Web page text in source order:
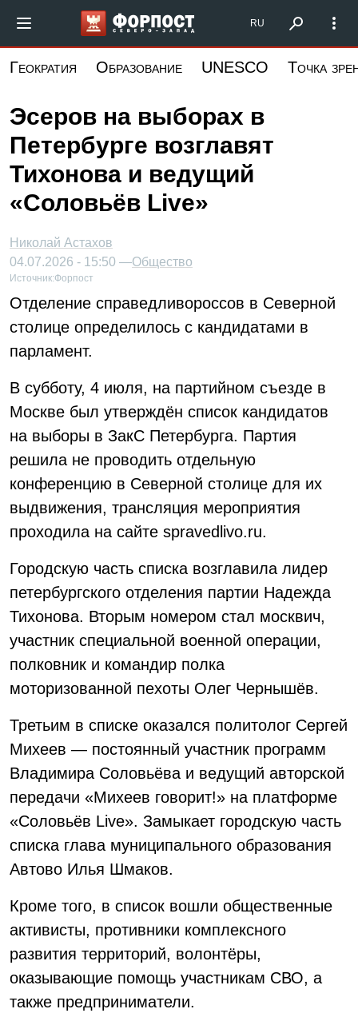
основному
Форпост Северо-Запад
RU
Геократия Образование UNESCO Точка
Эсеров на выборах в
Петербурге возглавят
Тихонова и ведущий
«Соловьёв Live»
Николай Астахов
04.07.2026 - 15:50 —Общество
Источник:Форпост
Отделение справедливороссов в Северной
столице определилось с кандидатами в
парламент.
В субботу, 4 июля, на партийном съезде в
Москве был утверждён список кандидатов
на выборы в ЗакС Петербурга. Партия
решила не проводить отдельную
конференцию в Северной столице для их
выдвижения, трансляция мероприятия
проходила на сайте spravedlivo.ru.
Городскую часть списка возглавила лидер
петербургского отделения партии Надежда
Тихонова. Вторым номером стал москвич,
участник специальной военной операции,
полковник и командир полка
моторизованной пехоты Олег Чернышёв.
Третьим в списке оказался политолог Сергей
Михеев — постоянный участник программ
Владимира Соловьёва и ведущий авторской
передачи «Михеев говорит!» на платформе
«Соловьёв Live». Замыкает городскую часть
списка глава муниципального образования
Автово Илья Шмаков.
Кроме того, в список вошли общественные
активисты, противники комплексного
развития территорий, волонтёры,
оказывающие помощь участникам СВО, а
также предприниматели.